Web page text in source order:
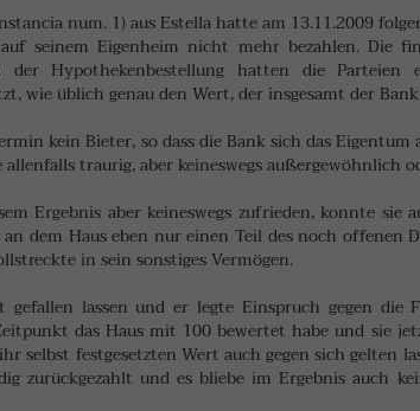
num. 1) aus Estella hatte am 13.11.2009
seinem Eigenheim nicht mehr bezahlen. Die
der Hypothekenbestellung hatten die
wie üblich genau den Wert, der insgesamt der
kein Bieter, so dass die Bank sich das
traurig, aber keineswegs außergewöhnlich
Ergebnis aber keineswegs zufrieden, konnte
dem Haus eben nur einen Teil des noch offenen
in sein sonstiges Vermögen.
lassen und er legte Einspruch gegen die
das Haus mit 100 bewertet habe und sie
selbst festgesetzten Wert auch gegen sich gelten
zurückgezahlt und es bliebe im Ergebnis auch